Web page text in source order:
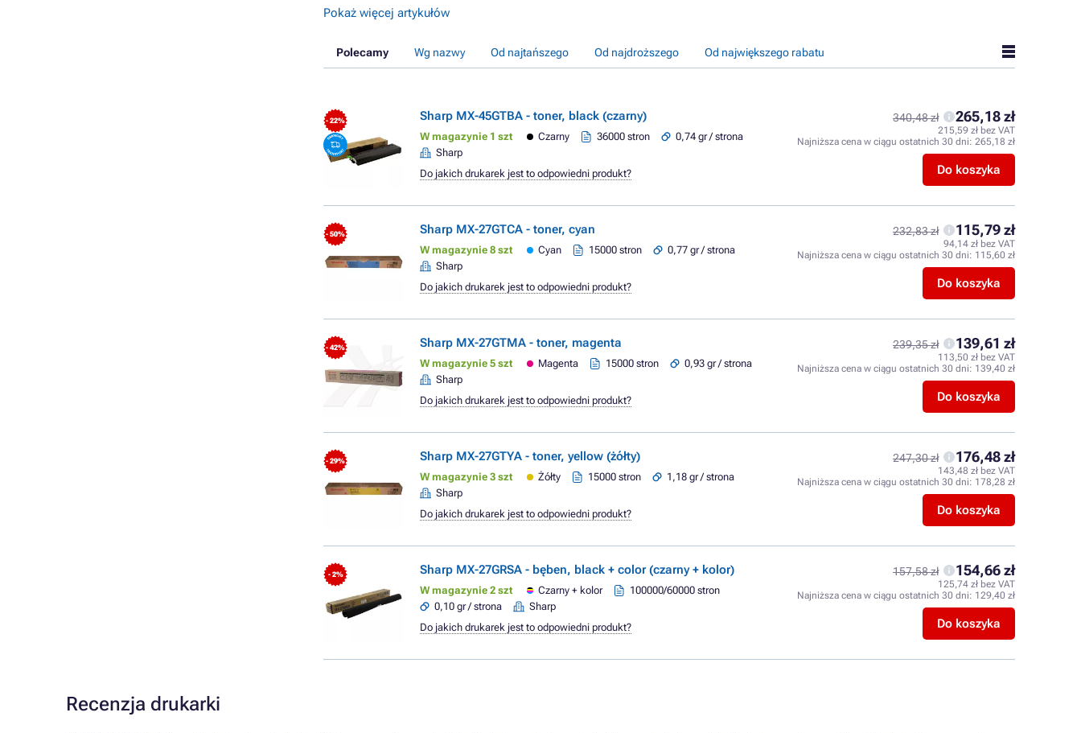
Pokaż więcej artykułów
Polecamy Wg nazwy Od najtańszego Od najdroższego Od największego rabatu
- 22% Sharp MX-45GTBA - toner, black (czarny)
W magazynie 1 szt Czarny 36000 stron
0,74 gr / strona
Sharp
340,48 zł 265,18 zł
215,59 zł bez VAT
Najniższa cena w ciągu ostatnich 30 dni: 265,18 zł
Do koszyka
Do jakich drukarek jest to odpowiedni produkt?
- 50% Sharp MX-27GTCA - toner, cyan
W magazynie 8 szt Cyan 15000 stron
0,77 gr / strona
Sharp
232,83 zł 115,79 zł
94,14 zł bez VAT
Najniższa cena w ciągu ostatnich 30 dni: 115,60 zł
Do koszyka
Do jakich drukarek jest to odpowiedni produkt?
- 42% Sharp MX-27GTMA - toner, magenta
W magazynie 5 szt Magenta 15000 stron
0,93 gr / strona
Sharp
239,35 zł 139,61 zł
113,50 zł bez VAT
Najniższa cena w ciągu ostatnich 30 dni: 139,40 zł
Do koszyka
Do jakich drukarek jest to odpowiedni produkt?
- 29% Sharp MX-27GTYA - toner, yellow (żółty)
W magazynie 3 szt Żółty 15000 stron
1,18 gr / strona
Sharp
247,30 zł 176,48 zł
143,48 zł bez VAT
Najniższa cena w ciągu ostatnich 30 dni: 178,28 zł
Do koszyka
Do jakich drukarek jest to odpowiedni produkt?
- 2% Sharp MX-27GRSA - bęben, black + color (czarny + kolor)
W magazynie 2 szt Czarny + kolor
100000/60000 stron
0,10 gr / strona
Sharp
157,58 zł 154,66 zł
125,74 zł bez VAT
Najniższa cena w ciągu ostatnich 30 dni: 129,40 zł
Do koszyka
Do jakich drukarek jest to odpowiedni produkt?
Recenzja drukarki